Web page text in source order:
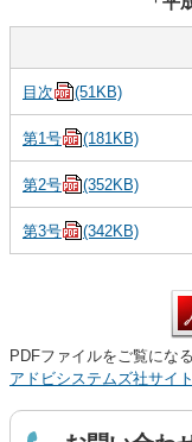
目次 (51KB)
第1号 (181KB)
第2号 (352KB)
第3号 (342KB)
PDFファイルをご覧にな
アドビシステムズ社サイト